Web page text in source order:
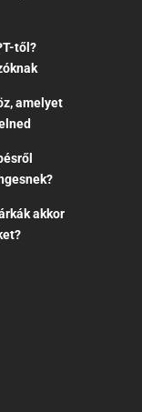
től?
amelyet
akkor